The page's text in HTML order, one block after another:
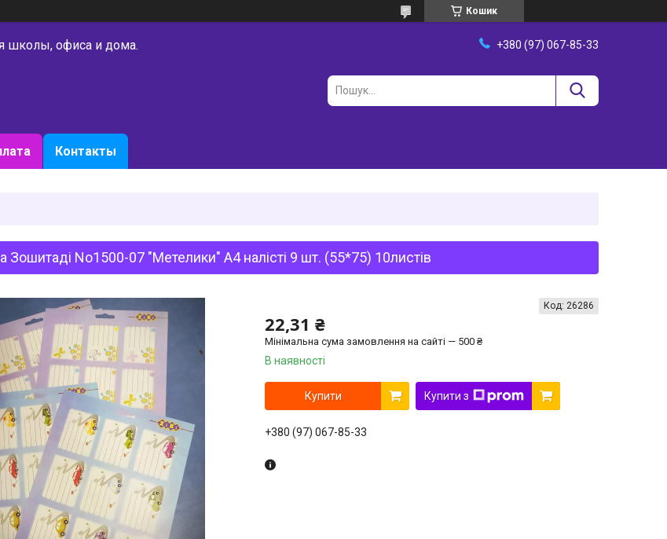
Кошик
школы, офиса и дома. +380 (97) 067-85-33
Контакты
Зошитаді No1500-07 "Метелики" А4 налісті 9 шт. (55*75) 10листів
22,31 ₴
Мінімальна сума замовлення на сайті — 500 ₴
В наявності
Код: 26286
Купити Купити з
+380 (97) 067-85-33